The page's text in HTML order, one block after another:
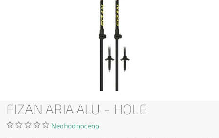
FIZAN ARIA ALU - HOLE
Neohodnoceno